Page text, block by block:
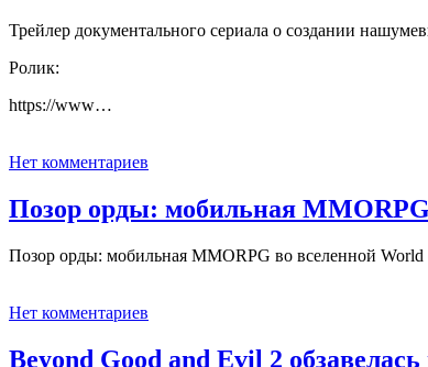
Трейлер документального сериала о создании
Ролик:
https://www…
Нет комментариев
Позор орды: мобильная
Позор орды: мобильная MMORPG во вселенной
Нет комментариев
Beyond Good and Evil 2